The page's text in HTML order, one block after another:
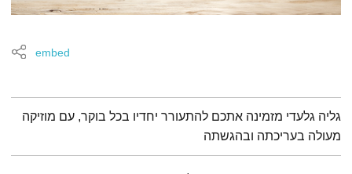
embed
תמצית הפודקאסט
גליה גלעדי מזמינה אתכם להתעורר יחדיו בכל בוקר, עם מוזיקה
מעולה בעריכתה ובהגשתה